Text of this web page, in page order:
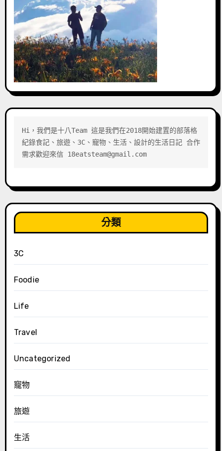
Hi，我們是十八Team 這是我們在2018開始建置的部落格
紀錄食記、旅遊、3C、寵物、生活、設計的生活日記 合作
需求歡迎來信 18eatsteam@gmail.com
分類
3C
Foodie
Life
Travel
Uncategorized
寵物
旅遊
生活